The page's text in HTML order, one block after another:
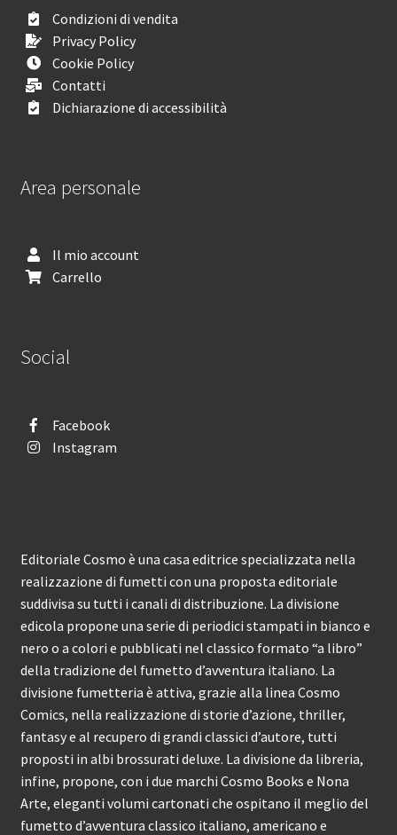
Condizioni di vendita
Privacy Policy
Cookie Policy
Contatti
Dichiarazione di accessibilità
Area personale
Il mio account
Carrello
Social
Facebook
Instagram
Editoriale Cosmo è una casa editrice specializzata nella
realizzazione di fumetti con una proposta editoriale
suddivisa su tutti i canali di distribuzione. La divisione
edicola propone una serie di periodici stampati in bianco e
nero o a colori e pubblicati nel classico formato “a libro”
della tradizione del fumetto d’avventura italiano. La
divisione fumetteria è attiva, grazie alla linea Cosmo
Comics, nella realizzazione di storie d’azione, thriller,
fantasy e al recupero di grandi classici d’autore, tutti
proposti in albi brossurati deluxe. La divisione da libreria,
infine, propone, con i due marchi Cosmo Books e Nona
Arte, eleganti volumi cartonati che ospitano il meglio del
fumetto d’avventura classico italiano, americano e